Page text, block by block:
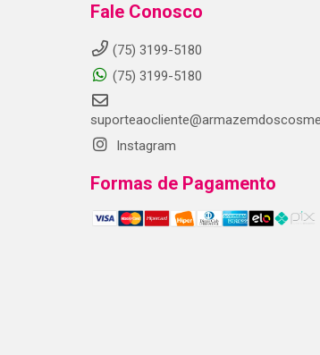
Fale Conosco
(75) 3199-5180
(75) 3199-5180
Instagram
Formas de Pagamento